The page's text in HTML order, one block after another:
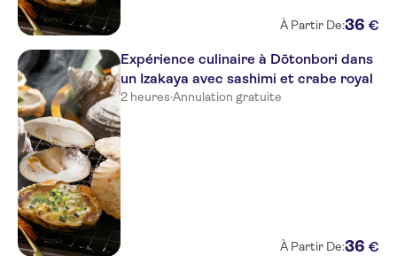
À Partir De:36 €
Expérience culinaire à Dōtonbori dans
un Izakaya avec sashimi et crabe royal
2 heures·Annulation gratuite
À Partir De:36 €